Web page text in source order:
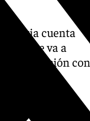
feria cuenta
como se va a
Constitución con
los
Caseta del